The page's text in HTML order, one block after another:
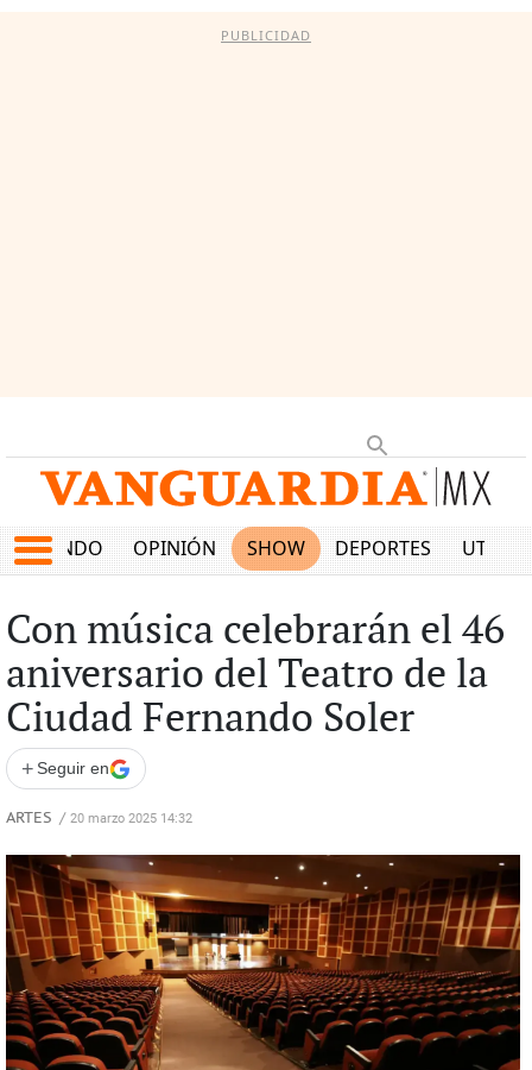
PUBLICIDAD
MUNDO OPINIÓN SHOW DEPORTES
Con música celebrarán el 46
aniversario del Teatro de la
Ciudad Fernando Soler
+ Seguir en
ARTES / 20 marzo 2025 14:32